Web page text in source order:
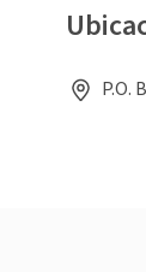
P.O.